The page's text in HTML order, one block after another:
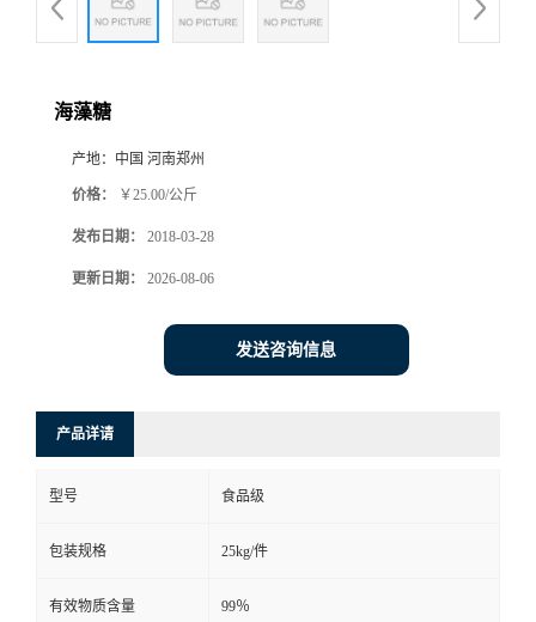
海藻糖
产地： 中国 河南郑州
价格： ￥25.00/公斤
发布日期： 2018-03-28
更新日期： 2026-08-06
发送咨询信息
产品详请
型号 食品级
包装规格 25kg/件
有效物质含量 99％